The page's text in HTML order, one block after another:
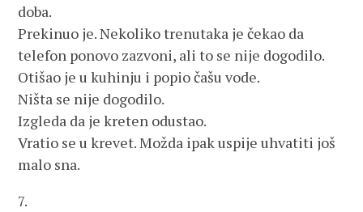
doba.
Prekinuo je. Nekoliko trenutaka je čekao da
telefon ponovo zazvoni, ali to se nije dogodilo.
Otišao je u kuhinju i popio čašu vode.
Ništa se nije dogodilo.
Izgleda da je kreten odustao.
Vratio se u krevet. Možda ipak uspije uhvatiti još
malo sna.
7.